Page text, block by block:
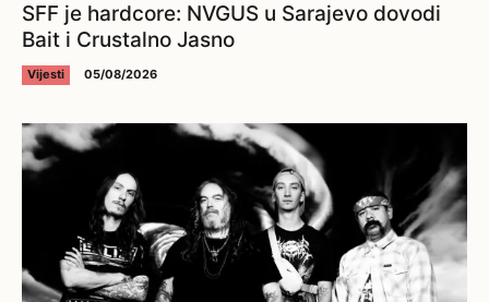
SFF je hardcore: NVGUS u Sarajevo dovodi
Bait i Crustalno Jasno
Vijesti 05/08/2026